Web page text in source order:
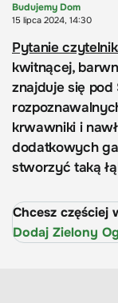
Budujemy Dom
15 lipca 2024, 14:30
Pytanie
kwitnącej,
znajduje się pod
krwawniki i
dodatkowych
stworzyć taką
Chcesz częściej
Dodaj Zielony